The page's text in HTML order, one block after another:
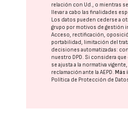
relación con Ud., o mientras
llevar a cabo las finalidades
Los datos pueden cederse a
grupo por motivos de gestión
Acceso, rectificación,
portabilidad, limitación del
decisiones automatizadas:
nuestro DPD. Si considera
se ajusta a la normativa
reclamación ante laAEPD. Más
Política de Protección de